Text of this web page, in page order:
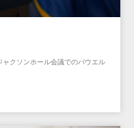
クソンホール会議でのパウエル